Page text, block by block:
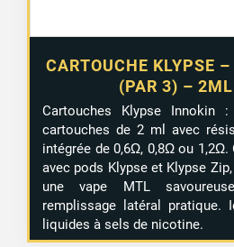
CARTOUCHE KLYPSE
(PAR 3) – 2ML
Cartouches Klypse Innokin
cartouches de 2 ml avec
intégrée de 0,6Ω, 0,8Ω ou 1,2Ω.
avec pods Klypse et Klypse
une vape MTL
remplissage latéral pratique.
liquides à sels de nicotine.